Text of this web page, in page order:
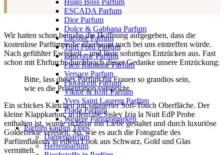
Hugo Boss Parfum
ESCADA Parfum
Dior Parfum
Dolce & Gabbana Parfum
Lacoste Parfum
Tom Ford Parfüm
Lancome Parfum
Paco Rabanne Parfüm
Versace Parfum
Florascent Parfum
Viktor & Rolf Parfüm
Yves Saint Laurent Parfüm
Prada Parfüm
Weitere Parfümmarken
Parfüm kaufen Tipps
Damenparfüm
Herrenparfüm
Wir hatten schon beinahe die Hoffnung aufgegeben, dass die
kostenlose Parfümprobe überhaupt noch bei uns eintreffen würde.
Nach gefühlter Ewigkeit – und löste sofortiges Entzücken aus. Fast
schon mit Ehrfurcht durchbrach dieser Gedanke unsere Entzückung:
Bitte, lass dieses Parfüm für Frauen so grandios sein,
wie es die Präsentation verspricht.
Ein schickes Kärtchen mit satinierter Soft-Touch Oberfläche. Der
kleine Klappkarton, in dem die Sisley Izia la Nuit EdP Probe
enthalten ist, wurde sichtbar mit Liebe gestaltet und durch luxuriöse
Goldeffekte veredelt. So, wie es auch die Fotografie des
Parfümflakons in edlem Look aus Schwarz, Gold und Glas
vermittelt.